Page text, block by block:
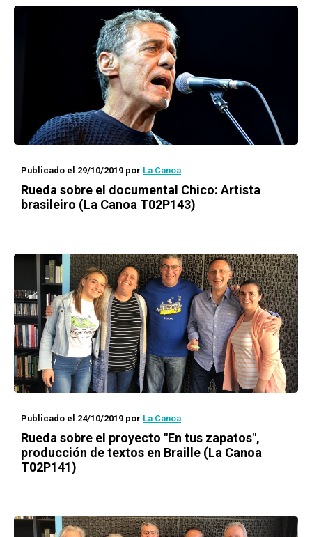
Publicado el 29/10/2019 por La Canoa
Rueda sobre el documental Chico: Artista
brasileiro (La Canoa T02P143)
Publicado el 24/10/2019 por La Canoa
Rueda sobre el proyecto "En tus zapatos",
producción de textos en Braille (La Canoa
T02P141)